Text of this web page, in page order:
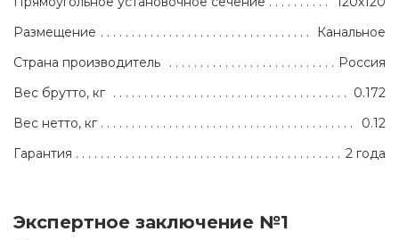
Размещение
Канальное
Страна производитель
Россия
Вес брутто, кг
0.172
Вес нетто, кг
0.12
Гарантия
2 года
Экспертное заключение №1